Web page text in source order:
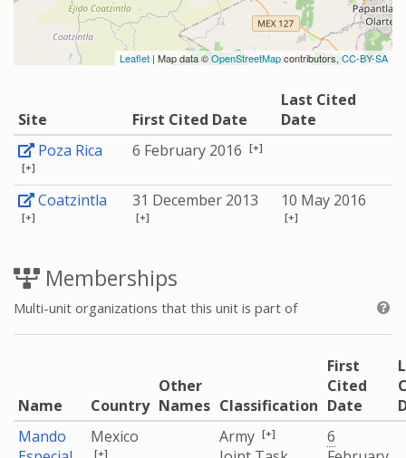
Leaflet | Map data ©OpenStreetMapcontributors,CC-BY-SA
Site First Cited Date
Last Cited
Date
Poza Rica
[+]
6 February 2016 [+]
Coatzintla
[+]
31 December 2013
[+]
10 May 2016
[+]
Memberships
Multi-unit organizations that this unit is part of
Name Country
Other
Names Classification
First
Cited
Date
Mando
Mexico
[+]
Army [+]
6